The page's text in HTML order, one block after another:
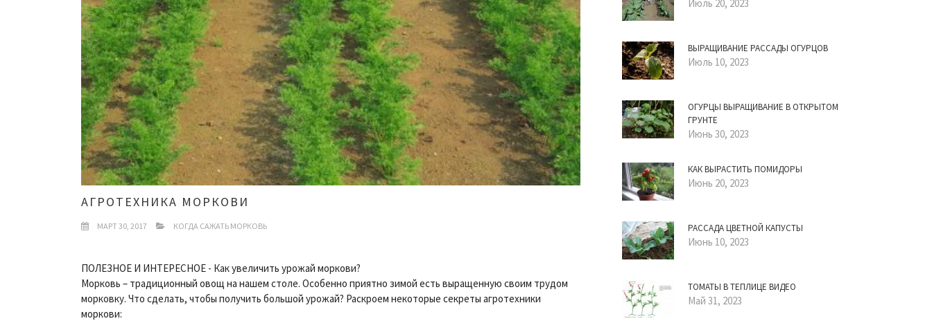
АГРОТЕХНИКА МОРКОВИ
МАРТ 30, 2017 КОГДА САЖАТЬ МОРКОВЬ
ПОЛЕЗНОЕ И ИНТЕРЕСНОЕ - Как увеличить урожай моркови?
Морковь – традиционный овощ на нашем столе. Особенно приятно зимой есть выращенную своим трудом
морковку. Что сделать, чтобы получить большой урожай? Раскроем некоторые секреты агротехники
моркови:
Июль 20, 2023
ВЫРАЩИВАНИЕ РАССАДЫ ОГУРЦОВ
Июль 10, 2023
ОГУРЦЫ ВЫРАЩИВАНИЕ В ОТКРЫТОМ
ГРУНТЕ
Июнь 30, 2023
КАК ВЫРАСТИТЬ ПОМИДОРЫ
Июнь 20, 2023
РАССАДА ЦВЕТНОЙ КАПУСТЫ
Июнь 10, 2023
ТОМАТЫ В ТЕПЛИЦЕ ВИДЕО
Май 31, 2023